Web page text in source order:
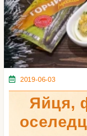
2019-06-03
Яйця,